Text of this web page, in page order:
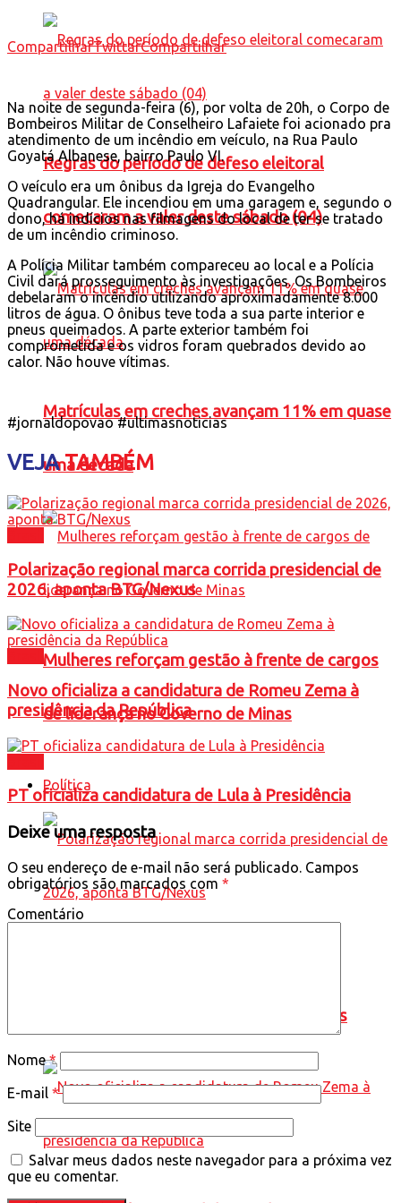
Regras do período de defeso eleitoral
comecaram a valer deste sábado (04)
Matrículas em creches avançam 11% em quase
uma década
Mulheres reforçam gestão à frente de cargos
de liderança no Governo de Minas
Política
presidencial de 2026, aponta BTG/Nexus
CompartilharTwittarCompartilhar
Na noite de segunda-feira (6), por volta de 20h, o Corpo de
Bombeiros Militar de Conselheiro Lafaiete foi acionado pra
atendimento de um incêndio em veículo, na Rua Paulo
Goyatá Albanese, bairro Paulo VI.
O veículo era um ônibus da Igreja do Evangelho
Quadrangular. Ele incendiou em uma garagem e, segundo o
dono, há indícios nas filmagens do local de ter se tratado
de um incêndio criminoso.
A Polícia Militar também compareceu ao local e a Polícia
Civil dará prosseguimento às investigações. Os Bombeiros
debelaram o incêndio utilizando aproximadamente 8.000
litros de água. O ônibus teve toda a sua parte interior e
pneus queimados. A parte exterior também foi
comprometida e os vidros foram quebrados devido ao
calor. Não houve vítimas.
#jornaldopovao #ultimasnoticias
VEJATAMBÉM
Polarização regional marca corrida presidencial de
2026, aponta BTG/Nexus
Novo oficializa a candidatura de Romeu Zema à
presidência da República
PT oficializa candidatura de Lula à Presidência
Deixe uma resposta
O seu endereço de e-mail não será publicado. Campos
obrigatórios são marcados com *
Comentário
Nome*
E-mail *
Site
Salvar meus dados neste navegador para a próxima vez
que eu comentar.